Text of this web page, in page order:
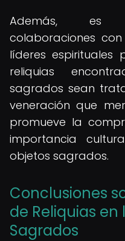
Además, es
colaboraciones
líderes
reliquias
sagrados sean
veneración que
promueve la
importancia
objetos sagrados.
Conclusiones
de Reliquias en
Sagrados